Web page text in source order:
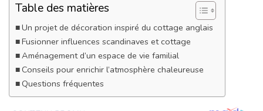
Table des matières
Un projet de décoration inspiré du cottage anglais
Fusionner influences scandinaves et cottage
Aménagement d’un espace de vie familial
Conseils pour enrichir l’atmosphère chaleureuse
Questions fréquentes